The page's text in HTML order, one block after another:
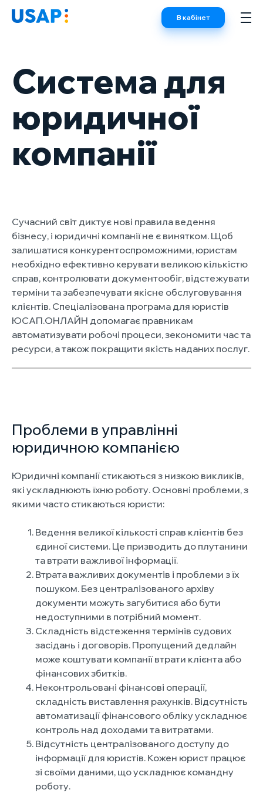
Skip
В кабінет
Система для
юридичної
компанії
Сучасний світ диктує нові правила ведення
бізнесу, і юридичні компанії не є винятком. Щоб
залишатися конкурентоспроможними, юристам
необхідно ефективно керувати великою кількістю
справ, контролювати документообіг, відстежувати
терміни та забезпечувати якісне обслуговування
клієнтів. Спеціалізована програма для юристів
ЮСАП.ОНЛАЙН допомагає правникам
автоматизувати робочі процеси, зекономити час та
ресурси, а також покращити якість наданих послуг.
Проблеми в управлінні
юридичною компанією
Юридичні компанії стикаються з низкою викликів,
які ускладнюють їхню роботу. Основні проблеми, з
якими часто стикаються юристи:
Ведення великої кількості справ клієнтів без
єдиної системи. Це призводить до плутанини
та втрати важливої інформації.
Втрата важливих документів і проблеми з їх
пошуком. Без централізованого архіву
документи можуть загубитися або бути
недоступними в потрібний момент.
Складність відстеження термінів судових
засідань і договорів. Пропущений дедлайн
може коштувати компанії втрати клієнта або
фінансових збитків.
Неконтрольовані фінансові операції,
складність виставлення рахунків. Відсутність
автоматизації фінансового обліку ускладнює
контроль над доходами та витратами.
Відсутність централізованого доступу до
інформації для юристів. Кожен юрист працює
зі своїми даними, що ускладнює командну
роботу.